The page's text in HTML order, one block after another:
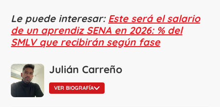
Le puede interesar: Este será el salario
de un aprendiz SENA en 2026: % del
SMLV que recibirán según fase
Julián Carreño
VER BIOGRAFÍA